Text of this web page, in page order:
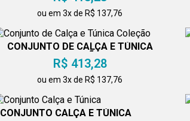
ou em 3x de R$ 137,76
CONJUNTO DE CALÇA E TÚNICA
COLEÇÃO
R$ 413,28
ou em 3x de R$ 137,76
CONJUNTO CALÇA E TÚNICA